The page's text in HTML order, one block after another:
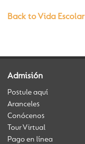
Back to Vida Escolar
Admisión
Postule aquí
Aranceles
Conócenos
Tour Virtual
Pago en línea